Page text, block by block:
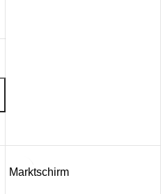
Marktschirm